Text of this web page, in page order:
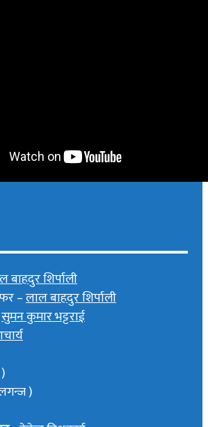
बाहदुर शिर्पाली
–लाल बाहदुर शिर्पाली
सुमन कुमार भट्टराई
)